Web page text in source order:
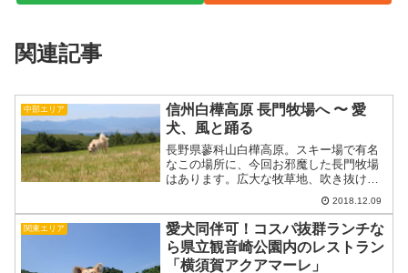
関連記事
中部エリア
信州白樺高原 長門牧場へ 〜 愛
犬、風と踊る
長野県蓼科山白樺高原。スキー場で有名
なこの場所に、今回お邪魔した長門牧場
はあります。広大な牧草地、吹き抜ける
清涼な風、とっても美味しいピザと乳製
品！馬やアルパカとの触れ合いも楽しめ
るこの素敵な牧場に、我が家の愛犬（ミ
ックス犬）と一緒に遊びに...
2018.12.09
関東エリア
愛犬同伴可！コスパ抜群ランチな
ら県立観音崎公園内のレストラン
「横須賀アクアマーレ」